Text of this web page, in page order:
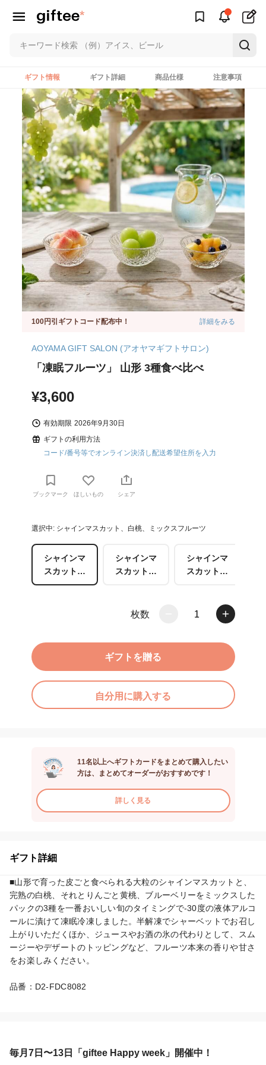
ギフト情報 ギフト詳細 商品仕様 注意事項
100円引ギフトコード配布中！ 詳細をみる
AOYAMA GIFT SALON (アオヤマギフトサロン)
「凍眠フルーツ」 山形 3種食べ比べ
¥3,600
有効期限 2026年9月30日
ギフトの利用方法
コード/番号等でオンライン決済し配送希望住所を入力
ブックマーク ほしいもの シェア
選択中: シャインマスカット、白桃、ミックスフルーツ
シャインマ
スカット、
白桃、ミッ
シャインマ
スカット、
スフルーツ
シャインマ
スカット、
枚数 1
ギフトを贈る
自分用に購入する
11名以上へギフトカードをまとめて購入したい
方は、まとめてオーダーがおすすめです！
詳しく見る
ギフト詳細
■山形で育った皮ごと食べられる大粒のシャインマスカットと、
完熟の白桃、それとりんごと黄桃、ブルーベリーをミックスした
パックの3種を一番おいしい旬のタイミングで-30度の液体アルコ
ールに漬けて凍眠冷凍しました。半解凍でシャーベットでお召し
上がりいただくほか、ジュースやお酒の氷の代わりとして、スム
ージーやデザートのトッピングなど、フルーツ本来の香りや甘さ
をお楽しみください。
品番：D2-FDC8082
毎月7日〜13日「giftee Happy week」開催中！